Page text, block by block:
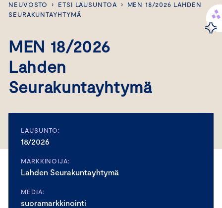
NEUVOSTO
› ETSI LAUSUNTOA ›
MEN 18/2026 LAHDEN
SEURAKUNTAYHTYMÄ
MEN 18/2026
Lahden
Seurakuntayhtymä
LAUSUNTO:
18/2026
MARKKINOIJA:
Lahden Seurakuntayhtymä
MEDIA:
suoramarkkinointi